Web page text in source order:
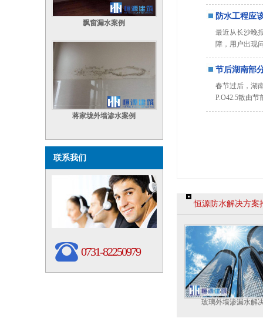
飘窗漏水案例
蒋家垅外墙渗水案例
联系我们
0731-82250979
防水工程应
最近从长沙晚
障，用户出现
节后湖南部
春节过后，湖
P.O42.5散由节
恒源防水解决方案
玻璃外墙渗漏水解